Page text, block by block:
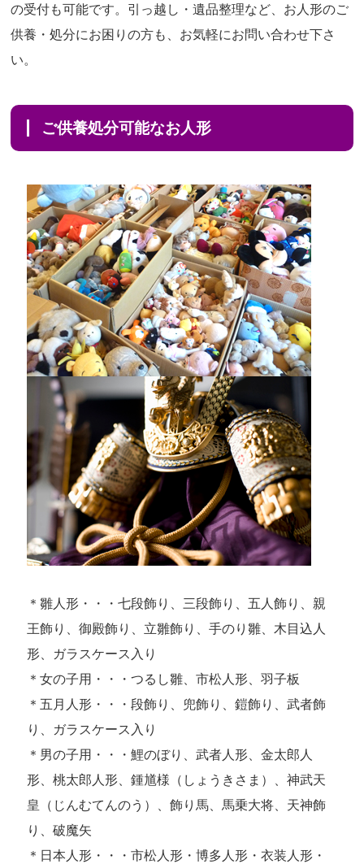
の受付も可能です。引っ越し・遺品整理など、お人形のご
供養・処分にお困りの方も、お気軽にお問い合わせ下さ
い。
ご供養処分可能なお人形
＊雛人形・・・七段飾り、三段飾り、五人飾り、親
王飾り、御殿飾り、立雛飾り、手のり雛、木目込人
形、ガラスケース入り
＊女の子用・・・つるし雛、市松人形、羽子板
＊五月人形・・・段飾り、兜飾り、鎧飾り、武者飾
り、ガラスケース入り
＊男の子用・・・鯉のぼり、武者人形、金太郎人
形、桃太郎人形、鍾馗様（しょうきさま）、神武天
皇（じんむてんのう）、飾り馬、馬乗大将、天神飾
り、破魔矢
＊日本人形・・・市松人形・博多人形・衣装人形・